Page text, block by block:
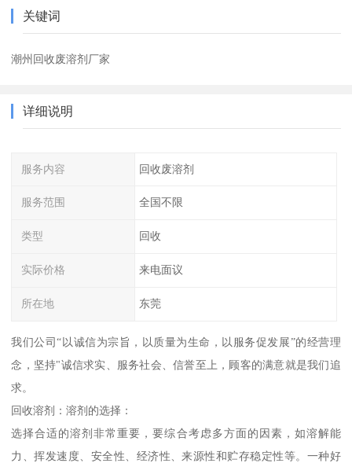
关键词
潮州回收废溶剂厂家
详细说明
服务内容 回收废溶剂
服务范围 全国不限
类型 回收
实际价格 来电面议
所在地 东莞
我们公司“以诚信为宗旨，以质量为生命，以服务促发展”的经营理
念，坚持"诚信求实、服务社会、信誉至上，顾客的满意就是我们追
求。
回收溶剂：溶剂的选择：
选择合适的溶剂非常重要，要综合考虑多方面的因素，如溶解能
力、挥发速度、安全性、经济性、来源性和贮存稳定性等。一种好